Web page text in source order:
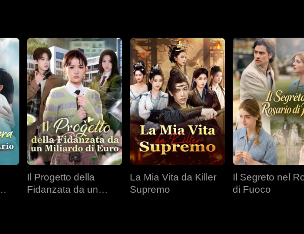
Il Progetto della
Fidanzata da un
La Mia Vita da Killer
Supremo
Il Segreto nel
di Fuoco